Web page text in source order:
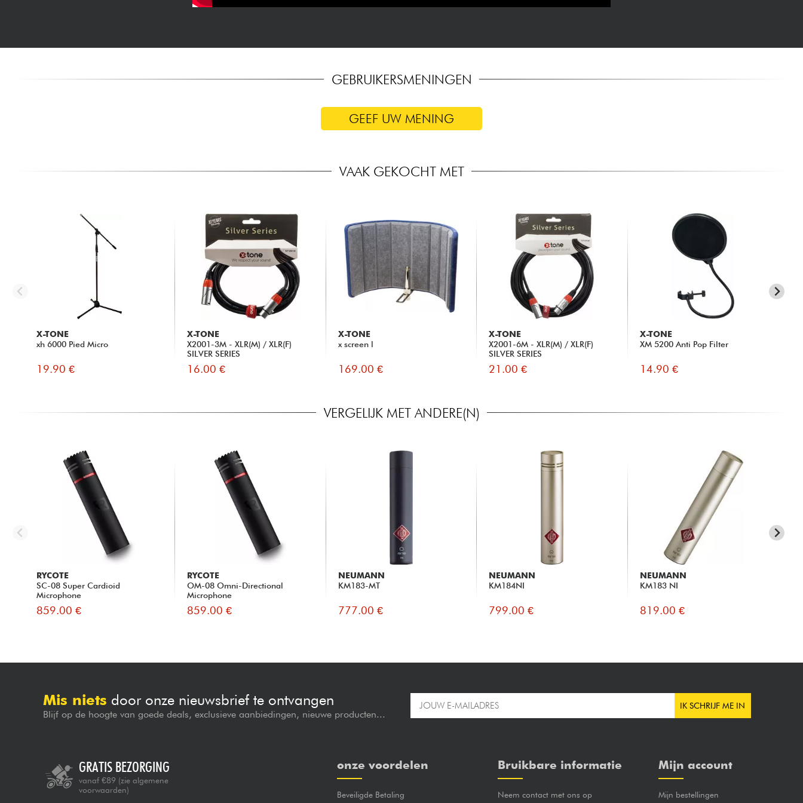
GEBRUIKERSMENINGEN
GEEF UW MENING
VAAK GEKOCHT MET
X-TONE
xh 6000 Pied Micro
19.90 €
X-TONE
X2001-3M - XLR(M) / XLR(F)
SILVER SERIES
16.00 €
X-TONE
x screen l
169.00 €
X-TONE
X2001-6M - XLR(M) / XLR(F)
SILVER SERIES
21.00 €
X-TONE
XM 5200 Anti Pop Filter
14.90 €
VERGELIJK MET ANDERE(N)
RYCOTE
SC-08 Super Cardioid
Microphone
859.00 €
RYCOTE
OM-08 Omni-Directional
Microphone
859.00 €
NEUMANN
KM183-MT
777.00 €
NEUMANN
KM184NI
799.00 €
NEUMANN
KM183 NI
819.00 €
Mis niets door onze nieuwsbrief te ontvangen
Blijf op de hoogte van goede deals, exclusieve aanbiedingen, nieuwe producten...
IK SCHRIJF ME IN
GRATIS BEZORGING
vanaf €89 (zie algemene
voorwaarden)
onze voordelen
Beveiligde Betaling
Bruikbare informatie
Neem contact met ons op
Mijn account
Mijn bestellingen